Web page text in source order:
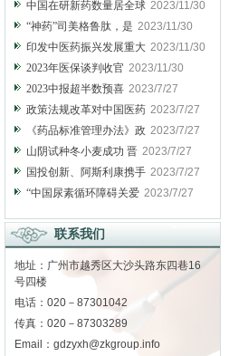
中国在研新药数量居全球 2023/11/30
“神药”司美格鲁肽，是 2023/11/30
印发中医药振兴发展重大 2023/11/30
2023年医保谈判收官 2023/11/30
2023中报超半数预喜 2023/7/27
政策法规改革对中国医药 2023/7/27
《药品标准管理办法》政 2023/7/27
山阴试种冬小麦成功 晋 2023/7/27
国投创新、阿斯利康携手 2023/7/27
“中国尿素循环障碍关爱 2023/7/27
联系我们
地址：广州市越秀区大沙头路东四巷16
号四楼
电话：020－87301042
传真：020－87303289
Email：gdzyxh@zkgroup.info